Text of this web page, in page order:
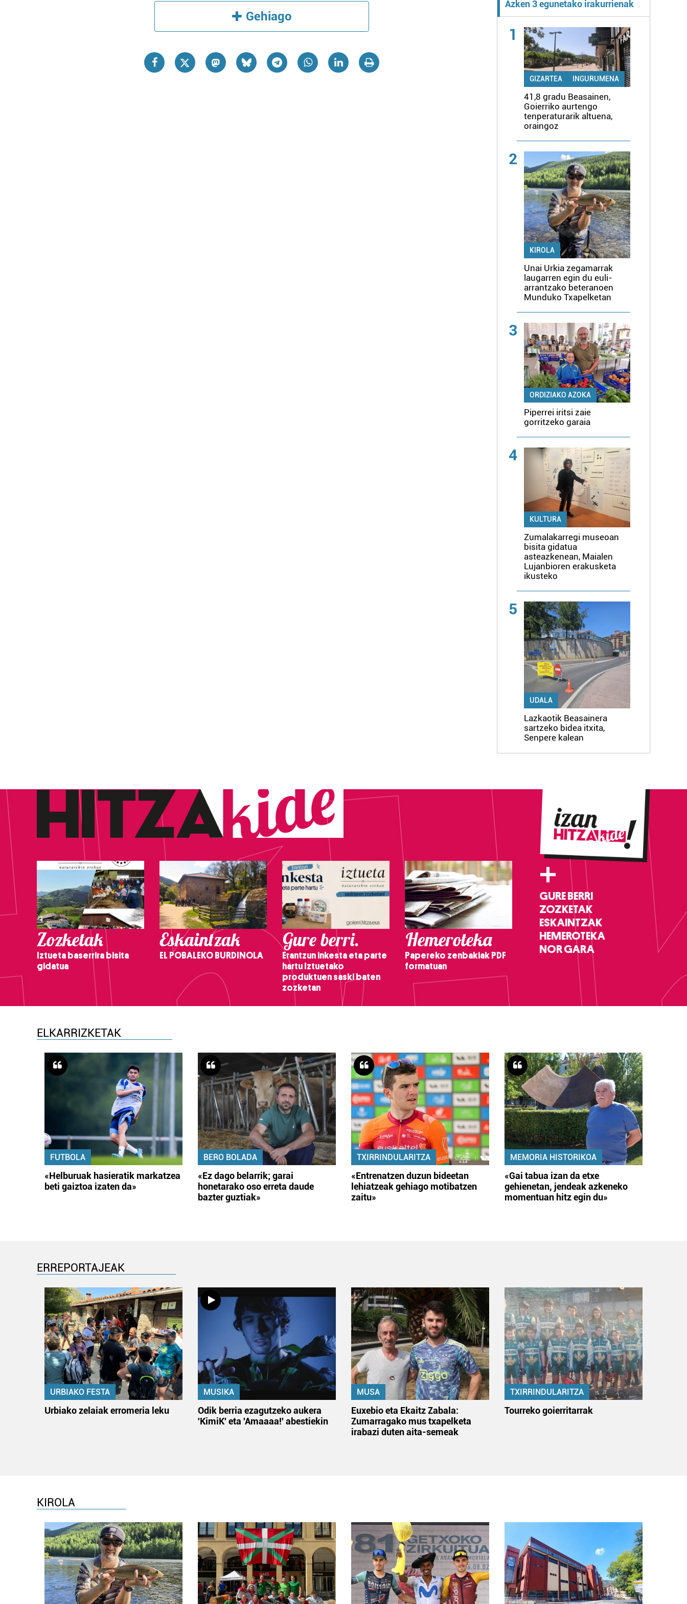
Gehiago
Azken 3 egunetako irakurrienak
1
GIZARTEA INGURUMENA
41,8 gradu Beasainen,
Goierriko aurtengo
tenperaturarik altuena,
oraingoz
2
KIROLA
Unai Urkia zegamarrak
laugarren egin du euli-
arrantzako beteranoen
Munduko Txapelketan
3
ORDIZIAKO AZOKA
Piperrei iritsi zaie
gorritzeko garaia
4
KULTURA
Zumalakarregi museoan
bisita gidatua
asteazkenean, Maialen
Lujanbioren erakusketa
ikusteko
5
UDALA
Lazkaotik Beasainera
sartzeko bidea itxita,
Senpere kalean
Zozketak
Iztueta baserrira bisita
gidatua
Eskaintzak
EL POBALEKO BURDINOLA
Gure berri.
Erantzun inkesta eta parte
hartu Iztuetako
produktuen saski baten
zozketan
Hemeroteka
Papereko zenbakiak PDF
formatuan
+
GURE BERRI
ZOZKETAK
ESKAINTZAK
HEMEROTEKA
NOR GARA
ELKARRIZKETAK
FUTBOLA
«Helburuak hasieratik markatzea
beti gaiztoa izaten da»
BERO BOLADA
«Ez dago belarrik; garai
honetarako oso erreta daude
bazter guztiak»
TXIRRINDULARITZA
«Entrenatzen duzun bideetan
lehiatzeak gehiago motibatzen
zaitu»
MEMORIA HISTORIKOA
«Gai tabua izan da etxe
gehienetan, jendeak azkeneko
momentuan hitz egin du»
ERREPORTAJEAK
URBIAKO FESTA
Urbiako zelaiak erromeria leku
MUSIKA
Odik berria ezagutzeko aukera
'KimiK' eta 'Amaaaa!' abestiekin
MUSA
Euxebio eta Ekaitz Zabala:
Zumarragako mus txapelketa
irabazi duten aita-semeak
TXIRRINDULARITZA
Tourreko goierritarrak
KIROLA